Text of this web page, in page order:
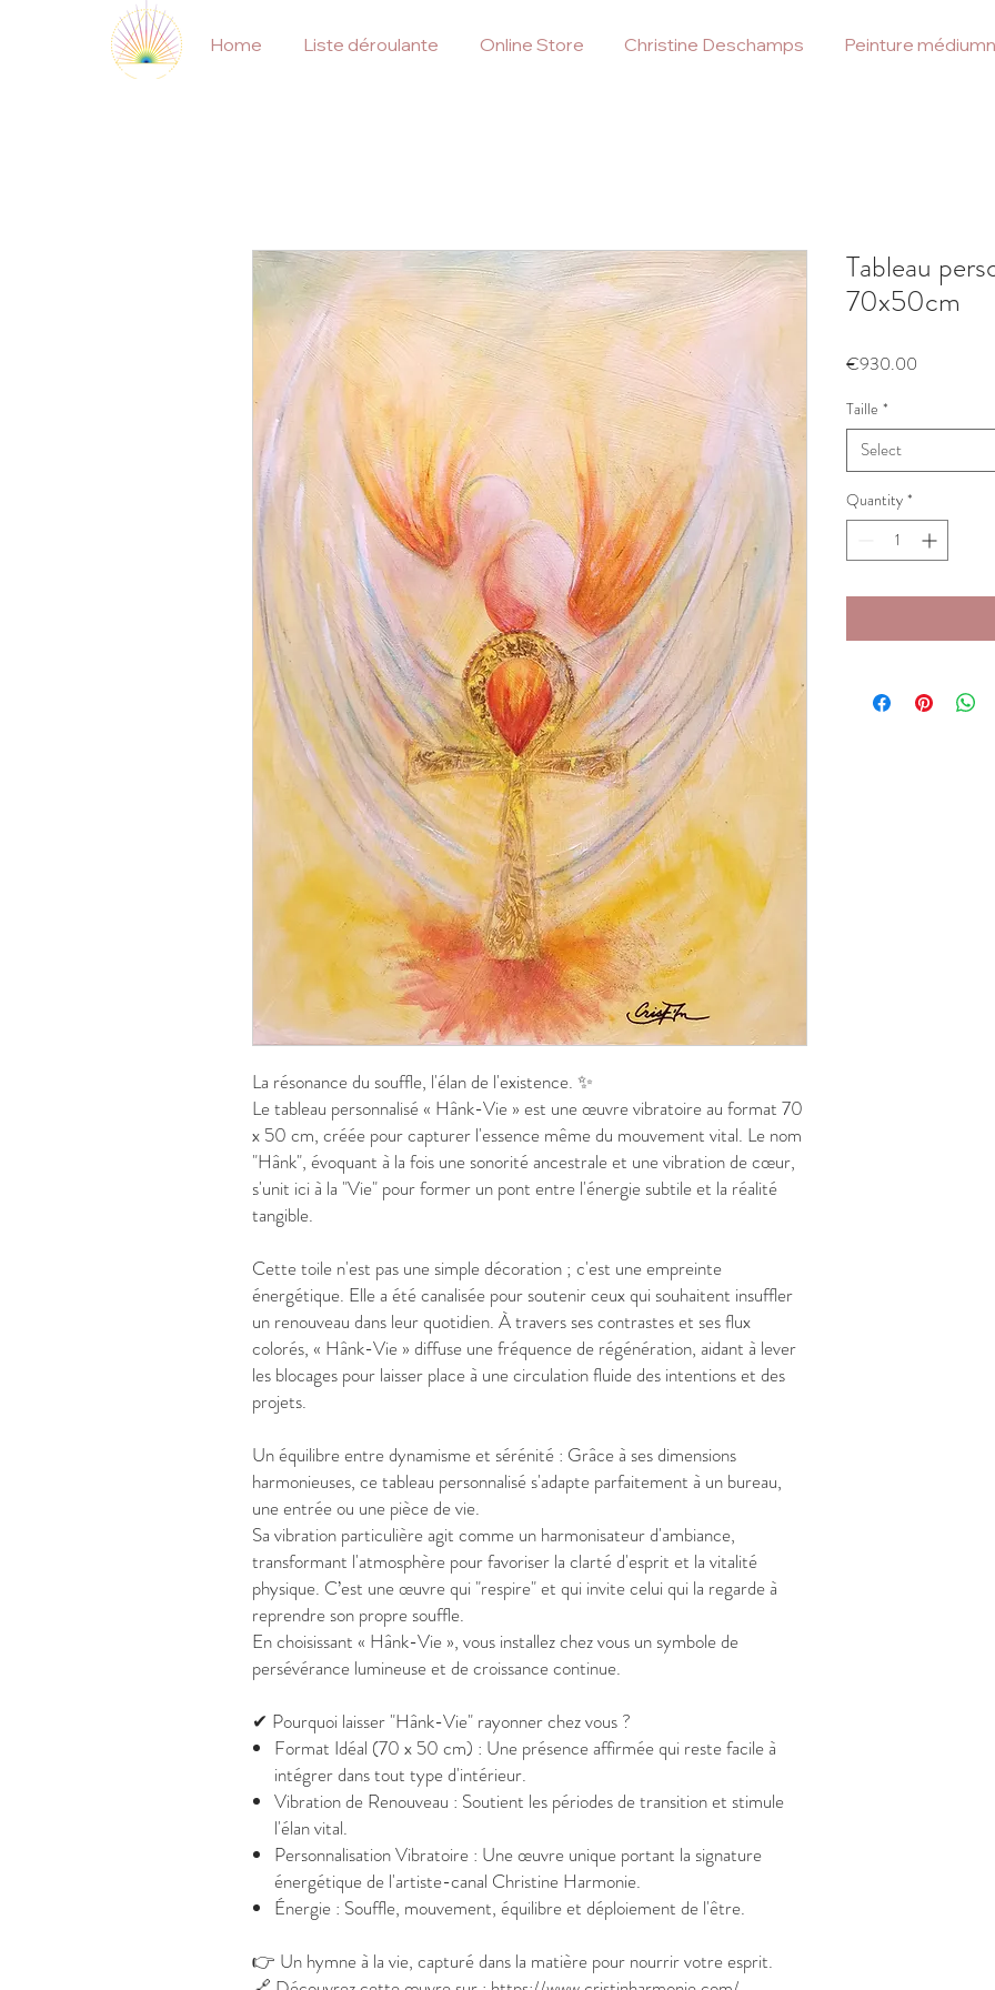
Home Liste déroulante Online Store Christine Deschamps Peinture
La résonance du souffle, l'élan de l'existence. ✨
Le tableau personnalisé « Hânk-Vie » est une œuvre vibratoire au format 70
x 50 cm, créée pour capturer l'essence même du mouvement vital. Le nom
"Hânk", évoquant à la fois une sonorité ancestrale et une vibration de cœur,
s'unit ici à la "Vie" pour former un pont entre l'énergie subtile et la réalité
tangible.
Cette toile n'est pas une simple décoration ; c'est une empreinte
énergétique. Elle a été canalisée pour soutenir ceux qui souhaitent insuffler
un renouveau dans leur quotidien. À travers ses contrastes et ses flux
colorés, « Hânk-Vie » diffuse une fréquence de régénération, aidant à lever
les blocages pour laisser place à une circulation fluide des intentions et des
projets.
Un équilibre entre dynamisme et sérénité : Grâce à ses dimensions
harmonieuses, ce tableau personnalisé s'adapte parfaitement à un bureau,
une entrée ou une pièce de vie.
Sa vibration particulière agit comme un harmonisateur d'ambiance,
transformant l'atmosphère pour favoriser la clarté d'esprit et la vitalité
physique. C’est une œuvre qui "respire" et qui invite celui qui la regarde à
reprendre son propre souffle.
En choisissant « Hânk-Vie », vous installez chez vous un symbole de
persévérance lumineuse et de croissance continue.
✔ Pourquoi laisser "Hânk-Vie" rayonner chez vous ?
Format Idéal (70 x 50 cm) : Une présence affirmée qui reste facile à
intégrer dans tout type d'intérieur.
Vibration de Renouveau : Soutient les périodes de transition et stimule
l'élan vital.
Personnalisation Vibratoire : Une œuvre unique portant la signature
énergétique de l'artiste-canal Christine Harmonie.
Énergie : Souffle, mouvement, équilibre et déploiement de l'être.
👉 Un hymne à la vie, capturé dans la matière pour nourrir votre esprit.
Tableau
70x50cm
€930.00
Taille *
Select
Quantity *